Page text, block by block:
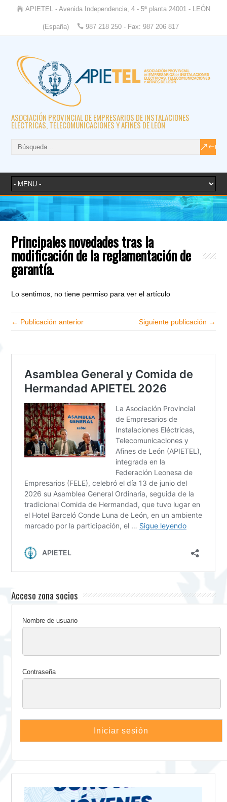
APIETEL - Avenida Independencia, 4 - 5ª planta 24001 - LEÓN
(España) 987 218 250 - Fax: 987 206 817
ASOCIACIÓN PROVINCIAL DE EMPRESARIOS DE INSTALACIONES
ELÉCTRICAS, TELECOMUNICACIONES Y AFINES DE LEÓN
Principales novedades tras la
modificación de la reglamentación de
garantía.
Lo sentimos, no tiene permiso para ver el artículo
← Publicación anterior Siguiente publicación →
Acceso zona socios
Nombre de usuario
Contraseña